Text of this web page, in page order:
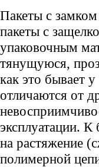
Пакеты с
пакеты с
упаковочным
тянущуюся,
как это бывает
отличаются от
эксплуатации. К
на растяжение
полимерной